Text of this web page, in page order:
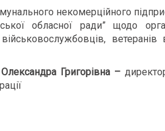
некомерційного
обласної ради” щодо
Григорівна –